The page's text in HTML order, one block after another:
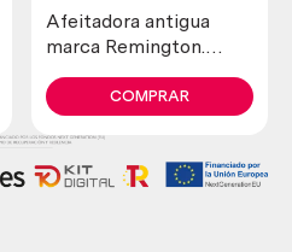
Afeitadora antigua
marca Remington.
colecciónCOMPRAR